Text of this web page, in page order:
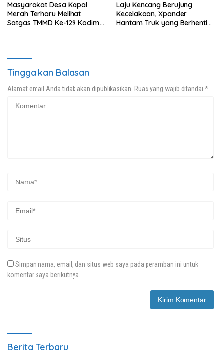
Masyarakat Desa Kapal
Merah Terharu Melihat
Satgas TMMD Ke-129 Kodim
Laju Kencang Berujung
Kecelakaan, Xpander
Hantam Truk yang Berhenti
Tinggalkan Balasan
Alamat email Anda tidak akan dipublikasikan. Ruas yang wajib ditandai *
Simpan nama, email, dan situs web saya pada peramban ini untuk
komentar saya berikutnya.
Berita Terbaru